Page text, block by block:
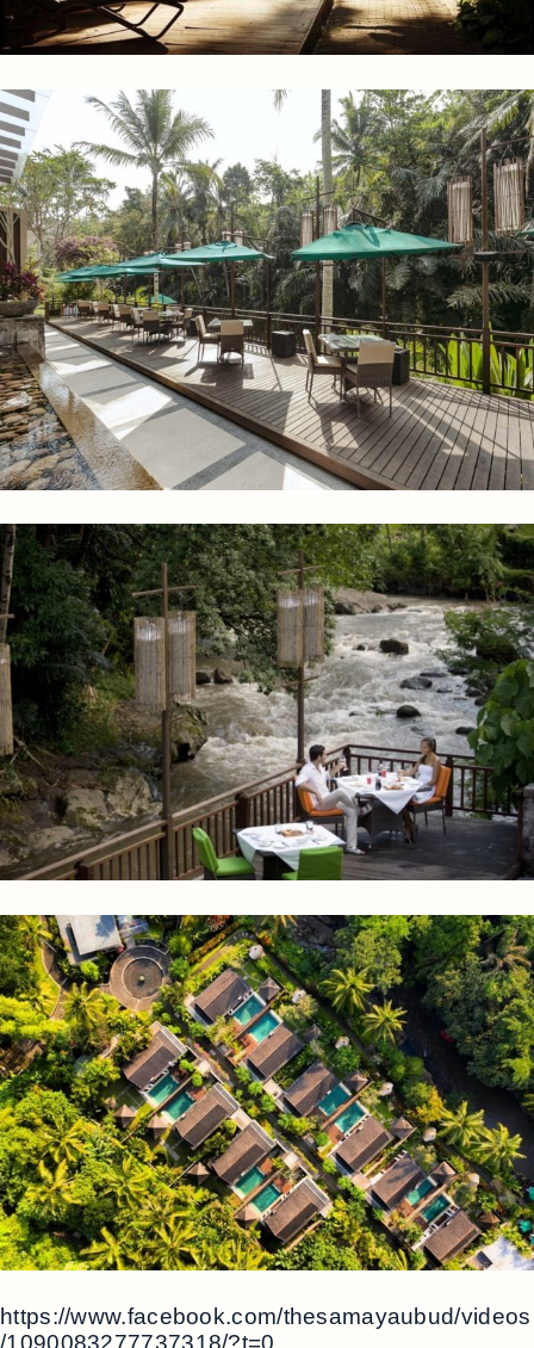
https://www.facebook.com/thesamayaubud/videos